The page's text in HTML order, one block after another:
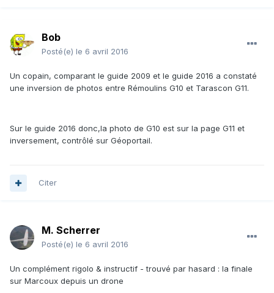
Bob
Posté(e) le 6 avril 2016
Un copain, comparant le guide 2009 et le guide 2016 a constaté
une inversion de photos entre Rémoulins G10 et Tarascon G11.
Sur le guide 2016 donc,la photo de G10 est sur la page G11 et
inversement, contrôlé sur Géoportail.
Citer
M. Scherrer
Posté(e) le 6 avril 2016
Un complément rigolo & instructif - trouvé par hasard : la finale
sur Marcoux depuis un drone